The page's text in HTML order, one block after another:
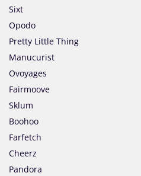
Sixt
Opodo
Pretty Little Thing
Manucurist
Ovoyages
Fairmoove
Sklum
Boohoo
Farfetch
Cheerz
Pandora